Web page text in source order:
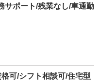
サポート/残業なし/車通勤
可/シフト相談可/住宅型